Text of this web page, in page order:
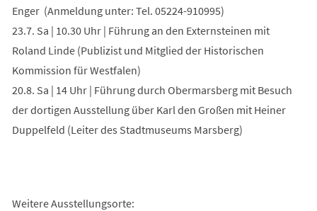
Enger (Anmeldung unter: Tel. 05224-910995)
23.7. Sa | 10.30 Uhr | Führung an den Externsteinen mit
Roland Linde (Publizist und Mitglied der Historischen
Kommission für Westfalen)
20.8. Sa | 14 Uhr | Führung durch Obermarsberg mit Besuch
der dortigen Ausstellung über Karl den Großen mit Heiner
Duppelfeld (Leiter des Stadtmuseums Marsberg)
Weitere Ausstellungsorte: